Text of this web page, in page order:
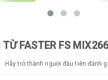
TỪ FASTER FS MIX266
Hãy trở thành người đầu tiên đánh